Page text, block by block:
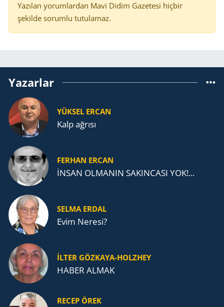
Yazılan yorumlardan Mavi Didim Gazetesi hiçbir
şekilde sorumlu tutulamaz.
Yazarlar
YÜKSEL ERCAN
Kalp ağrısı
FERHAN ERCAN
İNSAN OLMANIN SAKINCASI YOK!...
SELMA ERDAL
Evim Neresi?
İLTER GÖZKAYA-HOLZHEY
HABER ALMAK
RECEP ÖREK